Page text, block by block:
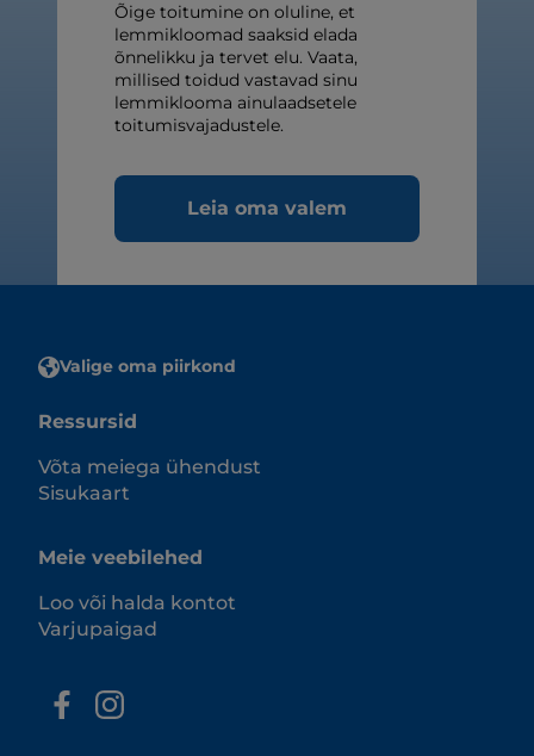
Õige toitumine on oluline, et
lemmikloomad saaksid elada
õnnelikku ja tervet elu. Vaata,
millised toidud vastavad sinu
lemmiklooma ainulaadsetele
toitumisvajadustele.
Leia oma valem
Valige oma piirkond
Ressursid
Võta meiega ühendust
Sisukaart
Meie veebilehed
Loo või halda kontot
Varjupaigad